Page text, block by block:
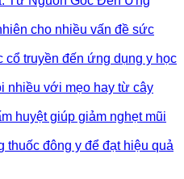
cho nhiều vấn đề sức
truyền đến ứng dụng y học
nhiều với mẹo hay từ cây
huyệt giúp giảm nghẹt mũi
đông y để đạt hiệu quả